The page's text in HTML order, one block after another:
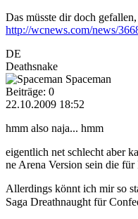
Das müsste dir doch
http://wcnews.com/news/
DE
Deathsnake
Spaceman
Beiträge: 0
22.10.2009 18:52
hmm also naja... hmm
eigentlich net schlecht aber
ne Arena Version sein die für
Allerdings könnt ich mir so
Saga Dreathnaught für